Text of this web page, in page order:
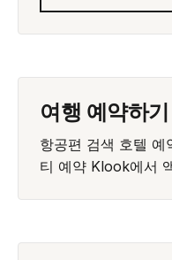
여행 예약하기
항공편 검색 호텔 예
티 예약 Klook에서